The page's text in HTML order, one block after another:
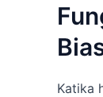
Katika